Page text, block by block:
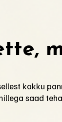
kokku
saad